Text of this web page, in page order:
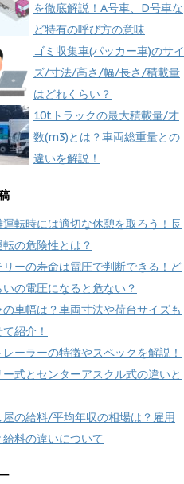
を徹底解説！A号車、D号車な
ど特有の呼び方の意味
ゴミ収集車(パッカー車)のサイ
ズ/寸法/高さ/幅/長さ/積載量
はどれくらい？
10tトラックの最大積載量/才
数(m3)とは？車両総重量との
違いを解説！
運転時には適切な休憩を取ろう！長
転の危険性とは？
リーの寿命は電圧で判断できる！ど
の電圧になると危ない？
の車幅は？車両寸法や荷台サイズも
紹介！
レーラーの特徴やスペックを解説！
ー式とセンターアスクル式の違いと
屋の給料/平均年収の相場は？雇用
料の違いについて